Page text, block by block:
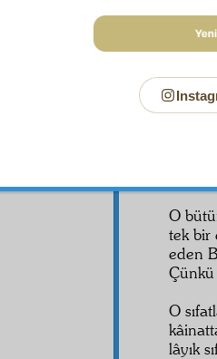
O
tek bir
eden
O
lâyık